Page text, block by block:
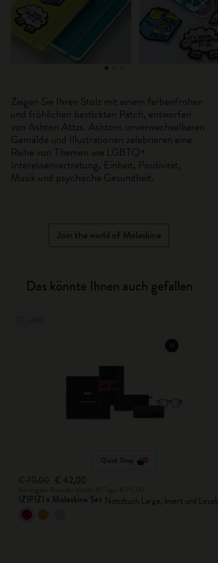
Zeigen Sie Ihren Stolz mit einem farbenfrohen
und fröhlichen bestickten Patch, entworfen
von Ashton Attzs. Ashtons unverwechselbaren
Gemälde und Illustrationen zelebrieren eine
Reihe von Themen wie LGBTQ+
Interessenvertretung, Einheit, Positivität,
Musik und psychische Gesundheit.
Join the world of Moleskine
Das könnte Ihnen auch gefallen
Quick Shop
€ 42,00
IZIPIZI x Moleskine Set Notizbuch Large, liniert und